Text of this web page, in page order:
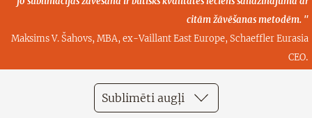
citām žāvēšanas metodēm. "
Maksims V. Šahovs, MBA, ex-Vaillant East Europe, Schaeffler Eurasia
CEO.
Sublimēti augļi